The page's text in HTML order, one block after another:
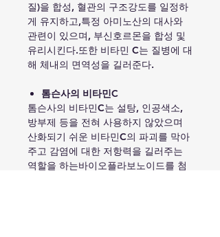
질)을 합성, 혈관의 구조강도를 일정하
게 유지하고,특정 아미노산의 대사와
관련이 있으며, 부신호르몬을 합성 및
유리시킨다.또한 비타민 C는 질병에 대
해 체내의 면역성을 길러준다.
톰슨사의 비타민C
톰슨사의 비타민C는 설탕, 인공색소,
방부제 등을 전혀 사용하지 않았으며
산화되기 쉬운 비타민C의 파괴를 막아
주고 감염에 대한 저항력을 길러주는
역할을 하는바이오플라보노이드를 첨